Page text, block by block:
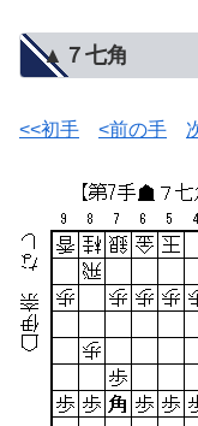
▲７七角
<<初手 <前の手